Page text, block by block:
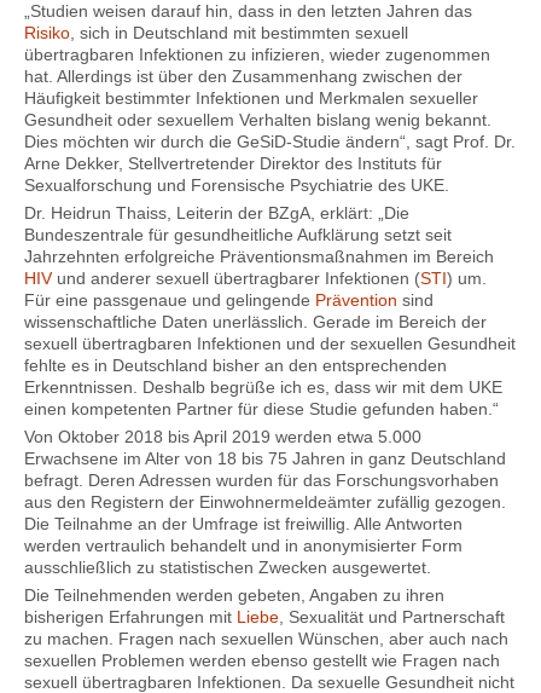
„Studien weisen darauf hin, dass in den letzten Jahren das
Risiko , sich in Deutschland mit bestimmten sexuell
übertragbaren Infektionen zu infizieren, wieder zugenommen
hat. Allerdings ist über den Zusammenhang zwischen der
Häufigkeit bestimmter Infektionen und Merkmalen sexueller
Gesundheit oder sexuellem Verhalten bislang wenig bekannt.
Dies möchten wir durch die GeSiD-Studie ändern“, sagt Prof. Dr.
Arne Dekker, Stellvertretender Direktor des Instituts für
Sexualforschung und Forensische Psychiatrie des UKE.
Dr. Heidrun Thaiss, Leiterin der BZgA, erklärt: „Die
Bundeszentrale für gesundheitliche Aufklärung setzt seit
Jahrzehnten erfolgreiche Präventionsmaßnahmen im Bereich
HIVund anderer sexuell übertragbarer Infektionen (STI) um.
Für eine passgenaue und gelingende Prävention sind
wissenschaftliche Daten unerlässlich. Gerade im Bereich der
sexuell übertragbaren Infektionen und der sexuellen Gesundheit
fehlte es in Deutschland bisher an den entsprechenden
Erkenntnissen. Deshalb begrüße ich es, dass wir mit dem UKE
einen kompetenten Partner für diese Studie gefunden haben.“
Von Oktober 2018 bis April 2019 werden etwa 5.000
Erwachsene im Alter von 18 bis 75 Jahren in ganz Deutschland
befragt. Deren Adressen wurden für das Forschungsvorhaben
aus den Registern der Einwohnermeldeämter zufällig gezogen.
Die Teilnahme an der Umfrage ist freiwillig. Alle Antworten
werden vertraulich behandelt und in anonymisierter Form
ausschließlich zu statistischen Zwecken ausgewertet.
Die Teilnehmenden werden gebeten, Angaben zu ihren
bisherigen Erfahrungen mit Liebe , Sexualität und Partnerschaft
zu machen. Fragen nach sexuellen Wünschen, aber auch nach
sexuellen Problemen werden ebenso gestellt wie Fragen nach
sexuell übertragbaren Infektionen. Da sexuelle Gesundheit nicht